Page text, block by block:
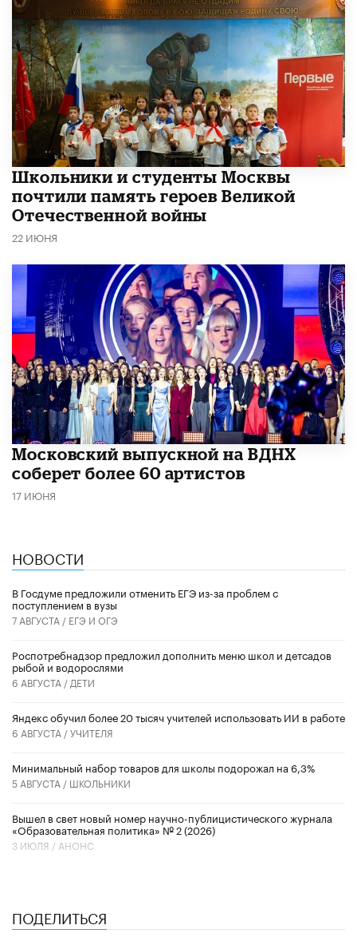
Школьники и студенты Москвы
почтили память героев Великой
Отечественной войны
22 ИЮНЯ
Московский выпускной на ВДНХ
соберет более 60 артистов
17 ИЮНЯ
НОВОСТИ
В Госдуме предложили отменить ЕГЭ из-за проблем с
поступлением в вузы
7 АВГУСТА / ЕГЭ И ОГЭ
Роспотребнадзор предложил дополнить меню школ и детсадов
рыбой и водорослями
6 АВГУСТА / ДЕТИ
​Яндекс обучил более 20 тысяч учителей использовать ИИ в работе
6 АВГУСТА /УЧИТЕЛЯ
Минимальный набор товаров для школы подорожал на 6,3%
5 АВГУСТА / ШКОЛЬНИКИ
Вышел в свет новый номер научно-публицистического журнала
«Образовательная политика» № 2 (2026)
3 ИЮЛЯ / АНОНС
ПОДЕЛИТЬСЯ